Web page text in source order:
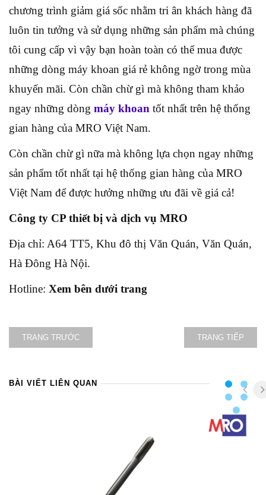
chương trình giảm giá sốc nhằm tri ân khách hàng đã
luôn tin tưởng và sử dụng những sản phẩm mà chúng
tôi cung cấp vì vậy bạn hoàn toàn có thể mua được
những dòng máy khoan giá rẻ không ngờ trong mùa
khuyến mãi. Còn chần chừ gì mà không tham khảo
ngay những dòng máy khoan tốt nhất trên hệ thống
gian hàng của MRO Việt Nam.
Còn chần chừ gì nữa mà không lựa chọn ngay những
sản phẩm tốt nhất tại hệ thống gian hàng của MRO
Việt Nam để được hưởng những ưu đãi về giá cả!
Công ty CP thiết bị và dịch vụ MRO
Địa chỉ: A64 TT5, Khu đô thị Văn Quán, Văn Quán,
Hà Đông Hà Nội.
Hotline: Xem bên dưới trang
TRANG TRƯỚC TRANG TIẾP
BÀI VIẾT LIÊN QUAN